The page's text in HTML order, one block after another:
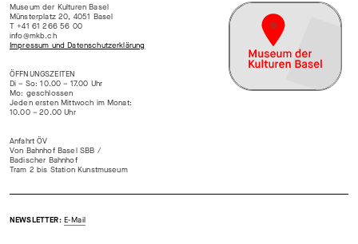
Museum der Kulturen Basel
Münsterplatz 20, 4051 Basel
T +41 61 266 56 00
info@mkb.ch
Impressum und Datenschutzerklärung
ÖFFNUNGSZEITEN
Di – So: 10.00 – 17.00 Uhr
Mo: geschlossen
Jeden ersten Mittwoch im Monat:
10.00 – 20.00 Uhr
Anfahrt ÖV
Von Bahnhof Basel SBB /
Badischer Bahnhof
Tram 2 bis Station Kunstmuseum
NEWSLETTER: E-Mail